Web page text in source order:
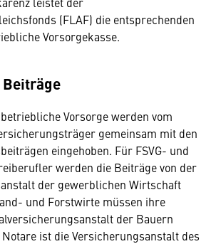
(FLAF) die entsprechenden
Vorsorgekasse.
Vorsorge werden vom
gemeinsam mit den
eingehoben. Für FSVG- und
werden die Beiträge von der
der gewerblichen Wirtschaft
und Forstwirte müssen ihre
der Bauern
ist die Versicherungsanstalt des